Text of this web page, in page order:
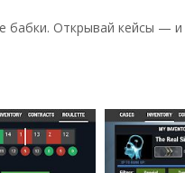
бабки. Открывай кейсы — и